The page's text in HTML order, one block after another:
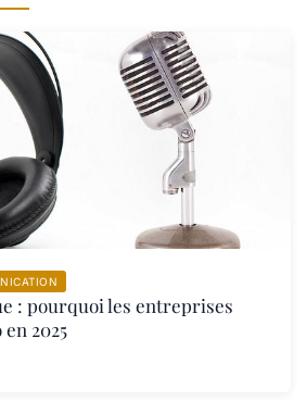
: pourquoi les entreprises
2025